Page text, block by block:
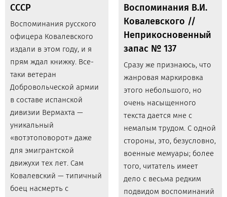
СССР
Воспоминания русского
офицера Ковалевского
издали в этом году, и я
прям ждал книжку. Все-
таки ветеран
Добровольческой армии
в составе испанской
дивизии Вермахта —
уникальный
«вотэтоповорот» даже
для эмигрантской
движухи тех лет. Сам
Ковалевский — типичный
боец насмерть с
Воспоминания В.И.
Ковалевского //
Неприкосновенный
запас № 137
Сразу же признаюсь, что
жанровая маркировка
этого небольшого, но
очень насыщенного
текста дается мне с
немалым трудом. С одной
стороны, это, безусловно,
военные мемуары; более
того, читатель имеет
дело с весьма редким
подвидом воспоминаний